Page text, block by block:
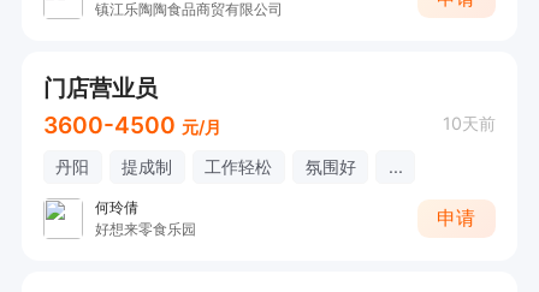
镇江乐陶陶食品商贸有限公司
门店营业员
3600-4500 元/月 10天前
丹阳 提成制 工作轻松 氛围好 ...
何玲倩
好想来零食乐园
申请